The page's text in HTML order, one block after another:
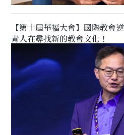
【第十屆華福大會】國際教會
青人在尋找新的教會文化！